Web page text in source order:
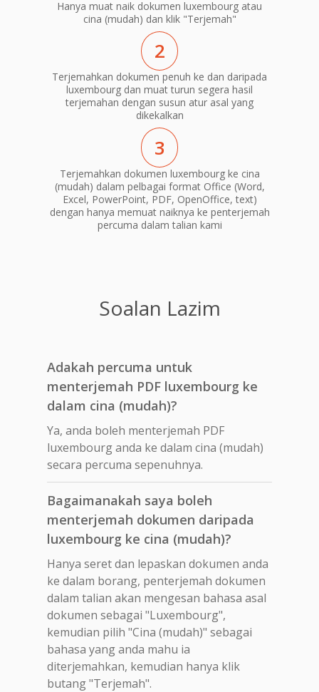
Hanya muat naik dokumen luxembourg atau
cina (mudah) dan klik "Terjemah"
2
Terjemahkan dokumen penuh ke dan daripada
luxembourg dan muat turun segera hasil
terjemahan dengan susun atur asal yang
dikekalkan
3
Terjemahkan dokumen luxembourg ke cina
(mudah) dalam pelbagai format Office (Word,
Excel, PowerPoint, PDF, OpenOffice, text)
dengan hanya memuat naiknya ke penterjemah
percuma dalam talian kami
Soalan Lazim
Adakah percuma untuk
menterjemah PDF luxembourg ke
dalam cina (mudah)?
Ya, anda boleh menterjemah PDF
luxembourg anda ke dalam cina (mudah)
secara percuma sepenuhnya.
Bagaimanakah saya boleh
menterjemah dokumen daripada
luxembourg ke cina (mudah)?
Hanya seret dan lepaskan dokumen anda
ke dalam borang, penterjemah dokumen
dalam talian akan mengesan bahasa asal
dokumen sebagai "Luxembourg",
kemudian pilih "Cina (mudah)" sebagai
bahasa yang anda mahu ia
diterjemahkan, kemudian hanya klik
butang "Terjemah".